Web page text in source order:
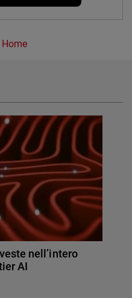
Home
nell’intero
AI